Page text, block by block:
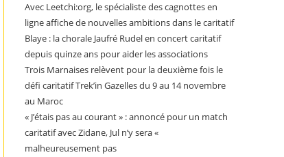
Avec Leetchi:org, le spécialiste des cagnottes en
ligne affiche de nouvelles ambitions dans le caritatif
Blaye : la chorale Jaufré Rudel en concert caritatif
depuis quinze ans pour aider les associations
Trois Marnaises relèvent pour la deuxième fois le
défi caritatif Trek’in Gazelles du 9 au 14 novembre
au Maroc
« J’étais pas au courant » : annoncé pour un match
caritatif avec Zidane, Jul n’y sera «
malheureusement pas